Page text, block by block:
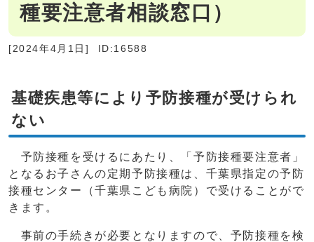
種要注意者相談窓口）
[2024年4月1日] ID:16588
基礎疾患等により予防接種が受けられ
ない
予防接種を受けるにあたり、「予防接種要注意者」
となるお子さんの定期予防接種は、千葉県指定の予防
接種センター（千葉県こども病院）で受けることがで
きます。
事前の手続きが必要となりますので、予防接種を検